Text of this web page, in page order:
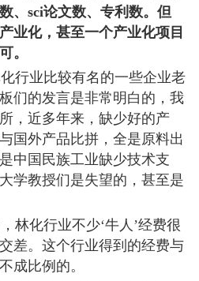
、sci论文数、专利数。但
业化，甚至一个产业化项目
。
行业比较有名的一些企业老
们的发言是非常明白的，我
，近多年来，缺少好的产
国外产品比拼，全是原料出
中国民族工业缺少技术支
学教授们是失望的，甚至是
林化行业不少‘牛人’经费很
差。这个行业得到的经费与
成比例的。